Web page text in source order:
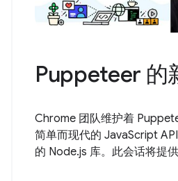
Puppeteer 的
Chrome 团队维护着
简单而现代的 JavaScript
的 Node.js 库。此会话将提